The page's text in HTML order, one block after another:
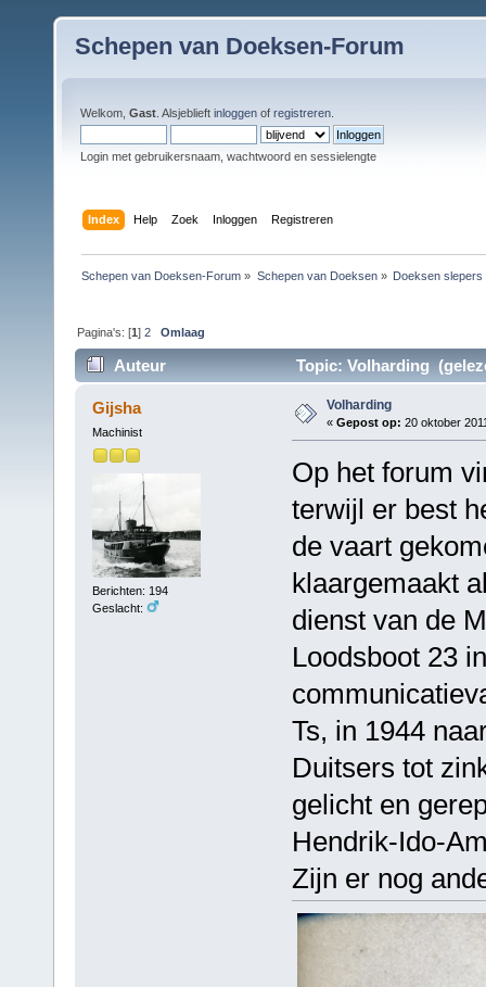
Schepen van Doeksen-Forum
Welkom, Gast . Alsjeblieft inloggen of registreren
Login met gebruikersnaam, wachtwoord en sessielengte
Index Help Zoek Inloggen Registreren
Schepen van Doeksen-Forum » Schepen van Doeksen» Doeksen slepers
Pagina's: [1]2 Omlaag
Auteur Topic: Volharding
Gijsha
Machinist
Berichten: 194
Geslacht:
Volharding
« Gepost op: 20 oktober
Op het forum
terwijl er best
de vaart
klaargemaakt
dienst van de
Loodsboot 23
Ts, in 1944
Duitsers tot
gelicht en
Hendrik-Ido-
Zijn er nog